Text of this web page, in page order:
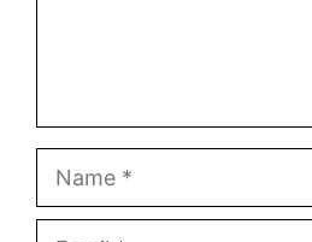
Name
Email